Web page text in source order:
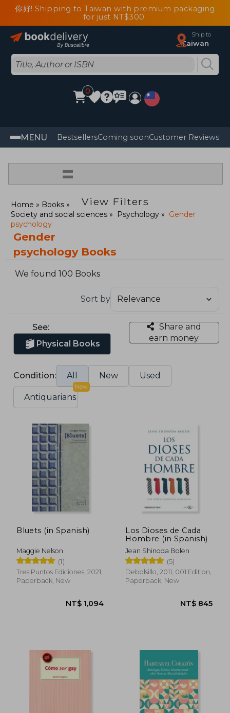
你好! Shipping to Taiwan with premium packaging
for just NT$300
Ship to
Taiwan
0
MENU BestsellersComing soonCustomer Reviews
=
View Filters
Home
Books
Society and social sciences
Psychology
Gender
psychology
Gender
psychology Books
We found 100 Books
Sort by
See:
Physical Books
Share and
earn money
Condition: All New Used
Antiquarians
New
Bluets (in Spanish)
Maggie Nelson
(1)
Tres Puntos Ediciones, 2021,
Paperback, New
NT$ 1,094
Los Dioses de Cada
Hombre (in Spanish)
Jean Shinoda Bolen
(5)
Debolsillo, 2011, 001 Edition,
Paperback, New